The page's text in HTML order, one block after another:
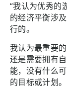
“我认为优秀的
的经济平衡涉
行的。
我认为最重要
还是需要拥有
能，没有什么
的目标或计划。